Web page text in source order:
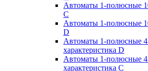
Автоматы 1-полюсные
C
Автоматы 1-полюсные
D
Автоматы 1-полюсные
характеристика D
Автоматы 1-полюсные
характеристика С